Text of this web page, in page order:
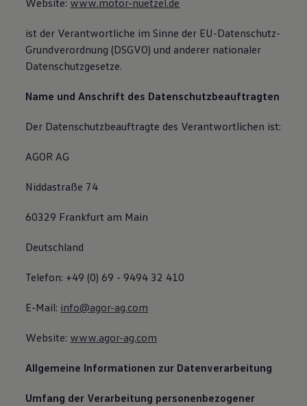
Bulli Magazin
Website: www.motor-nuetzel.de
ist der Verantwortliche im Sinne der EU-Datenschutz-
Grundverordnung (DSGVO) und anderer nationaler
Datenschutzgesetze.
Name und Anschrift des Datenschutzbeauftragten
Der Datenschutzbeauftragte des Verantwortlichen ist:
AGOR AG
Niddastraße 74
60329 Frankfurt am Main
Deutschland
Telefon: +49 (0) 69 - 9494 32 410
E-Mail: info@agor-ag.com
Website: www.agor-ag.com
Allgemeine Informationen zur Datenverarbeitung
Umfang der Verarbeitung personenbezogener